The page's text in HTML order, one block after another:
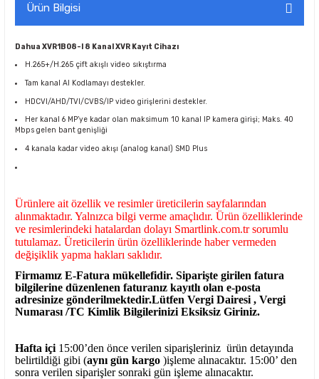
Ürün Bilgisi
Dahua XVR1B08-I 8 Kanal XVR Kayıt Cihazı
H.265+/H.265 çift akışlı video sıkıştırma
Tam kanal AI Kodlamayı destekler.
HDCVI/AHD/TVI/CVBS/IP video girişlerini destekler.
Her kanal 6 MP’ye kadar olan maksimum 10 kanal IP kamera girişi; Maks. 40
Mbps gelen bant genişliği
4 kanala kadar video akışı (analog kanal) SMD Plus
Ürünlere ait özellik ve resimler üreticilerin sayfalarından
alınmaktadır. Yalnızca bilgi verme amaçlıdır. Ürün özelliklerinde
ve resimlerindeki hatalardan dolayı Smartlink.com.tr sorumlu
tutulamaz. Üreticilerin ürün özelliklerinde haber vermeden
değişiklik yapma hakları saklıdır.
Firmamız E-Fatura mükellefidir. Siparişte girilen fatura
bilgilerine düzenlenen faturanız kayıtlı olan e-posta
adresinize gönderilmektedir.Lütfen Vergi Dairesi , Vergi
Numarası /TC Kimlik Bilgilerinizi Eksiksiz Giriniz.
Hafta içi 15:00’den önce verilen siparişleriniz ürün detayında
belirtildiği gibi (aynı gün kargo )işleme alınacaktır. 15:00’ den
sonra verilen siparişler sonraki gün işleme alınacaktır.